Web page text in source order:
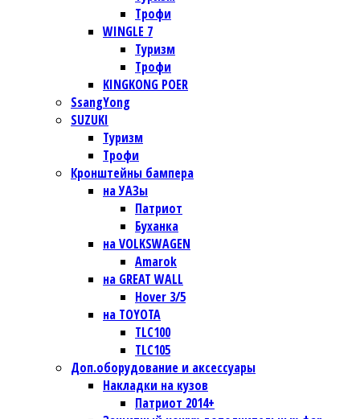
Трофи
WINGLE 7
Туризм
Трофи
KINGKONG POER
SsangYong
SUZUKI
Туризм
Трофи
Кронштейны бампера
на УАЗы
Патриот
Буханка
на VOLKSWAGEN
Amarok
на GREAT WALL
Hover 3/5
на TOYOTA
TLC100
TLC105
Доп.оборудование и аксессуары
Накладки на кузов
Патриот 2014+